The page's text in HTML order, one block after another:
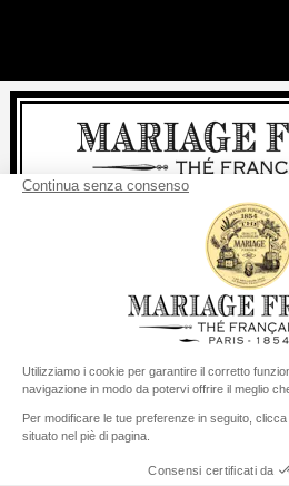
Per ogni acquisto, la
da 60 € in Francia
per il resto del
Il suo paese di consegna è
Cambiare il paese/